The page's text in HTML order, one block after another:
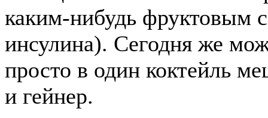
каким-нибудь фруктовым
инсулина). Сегодня же
просто в один коктейль
и гейнер.